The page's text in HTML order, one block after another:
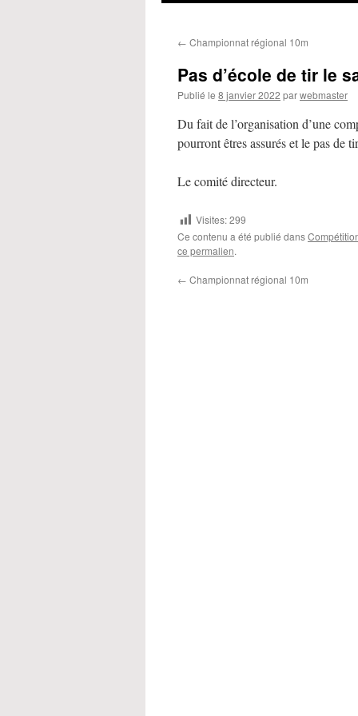
← Championnat régional 10m
Pas d’école de tir le
Publié le 8 janvier 2022 parwebmaster
Du fait de l’organisation d’une
pourront êtres assurés et le pas de
Le comité directeur.
Visites:299
Ce contenu a été publié dans
ce permalien.
← Championnat régional 10m